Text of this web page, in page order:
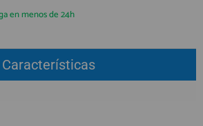
744
PROFESIONAL
en menos de 24h
Características